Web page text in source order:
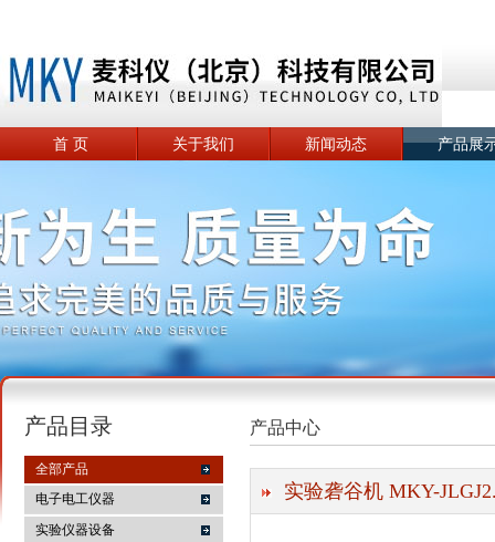
首 页 关于我们 新闻动态 产品展
产品目录
全部产品
电子电工仪器
实验仪器设备
产品中心
实验砻谷机 MKY-